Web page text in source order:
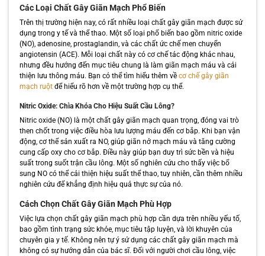
Các Loại Chất Gây Giãn Mạch Phổ Biến
Trên thị trường hiện nay, có rất nhiều loại chất gây giãn mạch được sử
dụng trong y tế và thể thao. Một số loại phổ biến bao gồm nitric oxide
(NO), adenosine, prostaglandin, và các chất ức chế men chuyển
angiotensin (ACE). Mỗi loại chất này có cơ chế tác động khác nhau,
nhưng đều hướng đến mục tiêu chung là làm giãn mạch máu và cải
thiện lưu thông máu. Bạn có thể tìm hiểu thêm về cơ chế gây giãn
mạch ruộtđể hiểu rõ hơn về một trường hợp cụ thể.
Nitric Oxide: Chìa Khóa Cho Hiệu Suất Cầu Lông?
Nitric oxide (NO) là một chất gây giãn mạch quan trọng, đóng vai trò
then chốt trong việc điều hòa lưu lượng máu đến cơ bắp. Khi bạn vận
động, cơ thể sản xuất ra NO, giúp giãn nở mạch máu và tăng cường
cung cấp oxy cho cơ bắp. Điều này giúp bạn duy trì sức bền và hiệu
suất trong suốt trận cầu lông. Một số nghiên cứu cho thấy việc bổ
sung NO có thể cải thiện hiệu suất thể thao, tuy nhiên, cần thêm nhiều
nghiên cứu để khẳng định hiệu quả thực sự của nó.
Cách Chọn Chất Gây Giãn Mạch Phù Hợp
Việc lựa chọn chất gây giãn mạch phù hợp cần dựa trên nhiều yếu tố,
bao gồm tình trạng sức khỏe, mục tiêu tập luyện, và lời khuyên của
chuyên gia y tế. Không nên tự ý sử dụng các chất gây giãn mạch mà
không có sự hướng dẫn của bác sĩ. Đối với người chơi cầu lông, việc